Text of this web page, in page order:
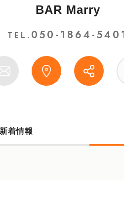
BAR Marry
TEL. 050-1864-5401
着情報